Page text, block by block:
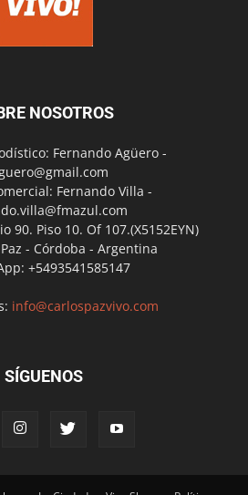
NOSOTROS
Fernando Agüero -
Fernando Villa -
90. Piso 10. Of 107.(X5152EYN)
- Córdoba - Argentina
+5493541585147
info@carlospazvivo.com
SÍGUENOS